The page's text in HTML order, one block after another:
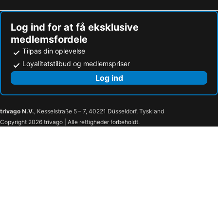
Calpe Beach 3000 1 Linea
Hotel Santa Faz
Hotel Roma
Villa Rei Jaume
Charm Beach Retreat
Apartamento Gafner 2
Hotel Explanada
Reina Victoria Prado Sastre
Alicante Smart Accommodation
Log ind for at få eksklusive
medlemsfordele
Tilpas din oplevelse
Loyalitetstilbud og medlemspriser
Log ind
trivago N.V., Kesselstraße 5 – 7, 40221 Düsseldorf, Tyskland
Copyright 2026 trivago | Alle rettigheder forbeholdt.